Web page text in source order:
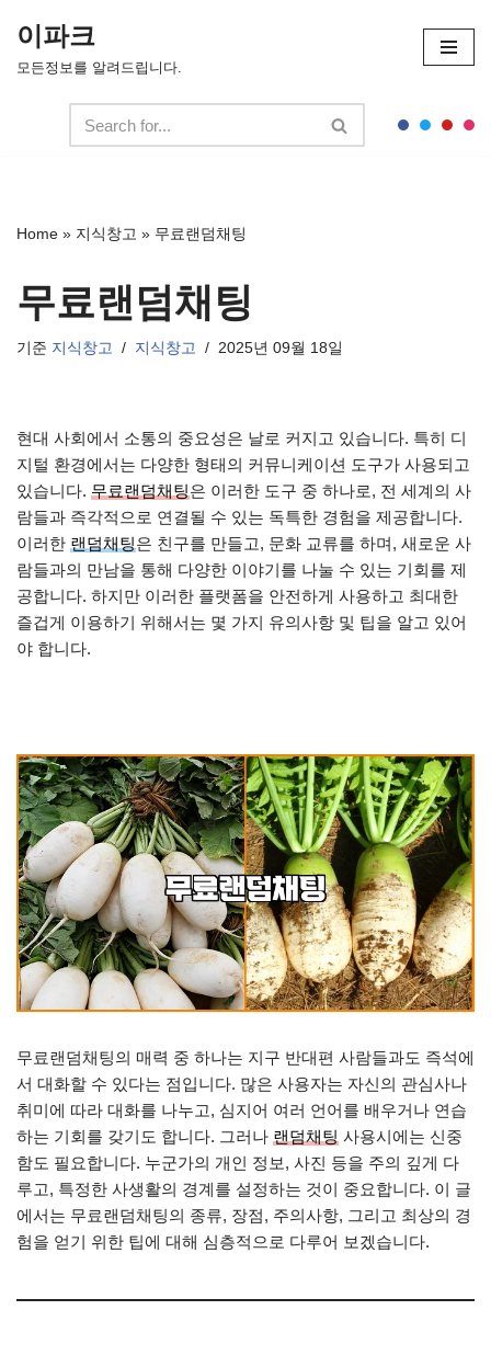
콘
기
이파크
모든정보를 알려드립니다.
Home » 지식창고 » 무료랜덤채팅
무료랜덤채팅
기준 지식창고 지식창고 2025년 09월 18일
현대 사회에서 소통의 중요성은 날로 커지고 있습니다. 특히 디
지털 환경에서는 다양한 형태의 커뮤니케이션 도구가 사용되고
있습니다. 무료랜덤채팅은 이러한 도구 중 하나로, 전 세계의 사
람들과 즉각적으로 연결될 수 있는 독특한 경험을 제공합니다.
이러한 랜덤채팅은 친구를 만들고, 문화 교류를 하며, 새로운 사
람들과의 만남을 통해 다양한 이야기를 나눌 수 있는 기회를 제
공합니다. 하지만 이러한 플랫폼을 안전하게 사용하고 최대한
즐겁게 이용하기 위해서는 몇 가지 유의사항 및 팁을 알고 있어
야 합니다.
무료랜덤채팅의 매력 중 하나는 지구 반대편 사람들과도 즉석에
서 대화할 수 있다는 점입니다. 많은 사용자는 자신의 관심사나
취미에 따라 대화를 나누고, 심지어 여러 언어를 배우거나 연습
하는 기회를 갖기도 합니다. 그러나 랜덤채팅 사용시에는 신중
함도 필요합니다. 누군가의 개인 정보, 사진 등을 주의 깊게 다
루고, 특정한 사생활의 경계를 설정하는 것이 중요합니다. 이 글
에서는 무료랜덤채팅의 종류, 장점, 주의사항, 그리고 최상의 경
험을 얻기 위한 팁에 대해 심층적으로 다루어 보겠습니다.